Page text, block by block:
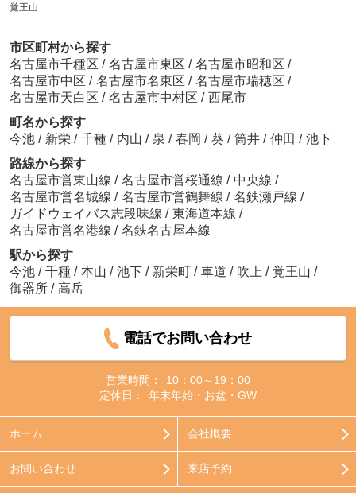
覚王山
市区町村から探す
名古屋市千種区 / 名古屋市東区 / 名古屋市昭和区 /
名古屋市中区 / 名古屋市名東区 / 名古屋市瑞穂区 /
名古屋市天白区 / 名古屋市中村区 / 西尾市
町名から探す
今池 / 新栄 / 千種 / 内山 / 泉 / 春岡 / 葵 / 筒井 / 仲田 / 池下
路線から探す
名古屋市営東山線 / 名古屋市営桜通線 / 中央線 /
名古屋市営名城線 / 名古屋市営鶴舞線 / 名鉄瀬戸線 /
ガイドウェイバス志段味線 / 東海道本線 /
名古屋市営名港線 / 名鉄名古屋本線
駅から探す
今池 / 千種 / 本山 / 池下 / 新栄町 / 車道 / 吹上 / 覚王山 /
御器所 / 高岳
電話でお問い合わせ
営業時間：
10：00～19：00
定休日：
年末年始・お盆・GW
ホーム 会社概要
お問い合わせ 来店予約